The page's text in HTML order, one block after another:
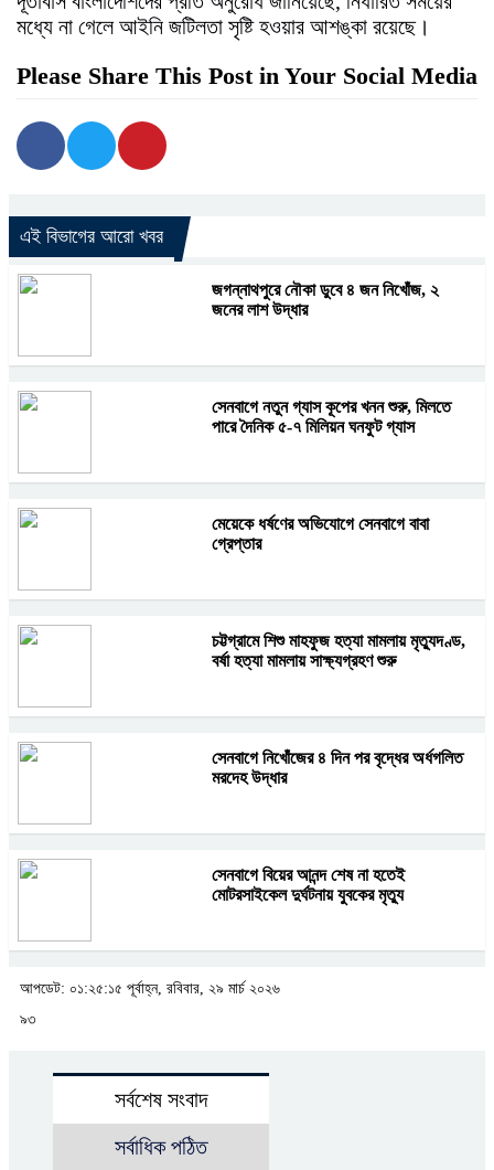
মধ্যে না গেলে আইনি জটিলতা সৃষ্টি হওয়ার আশঙ্কা রয়েছে।
Please Share This Post in Your Social Media
এই বিভাগের আরো খবর
জগন্নাথপুরে নৌকা ডুবে ৪ জন নিখোঁজ, ২
জনের লাশ উদ্ধার
সেনবাগে নতুন গ্যাস কূপের খনন শুরু, মিলতে
পারে দৈনিক ৫-৭ মিলিয়ন ঘনফুট গ্যাস
মেয়েকে ধর্ষণের অভিযোগে সেনবাগে বাবা
গ্রেপ্তার
চট্টগ্রামে শিশু মাহফুজ হত্যা মামলায় মৃত্যুদণ্ড,
বর্ষা হত্যা মামলায় সাক্ষ্যগ্রহণ শুরু
সেনবাগে নিখোঁজের ৪ দিন পর বৃদ্ধের অর্ধগলিত
মরদেহ উদ্ধার
সেনবাগে বিয়ের আনন্দ শেষ না হতেই
মোটরসাইকেল দুর্ঘটনায় যুবকের মৃত্যু
আপডেট: ০১:২৫:১৫ পূর্বাহ্ন, রবিবার, ২৯ মার্চ ২০২৬
৯৩
সর্বশেষ সংবাদ
সর্বাধিক পঠিত